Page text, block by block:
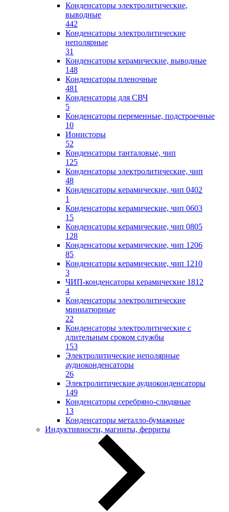
Конденсаторы электролитические,
выводные
442
Конденсаторы электролитические
неполярные
31
Конденсаторы керамические, выводные
148
Конденсаторы пленочные
481
Конденсаторы для СВЧ
5
Конденсаторы переменные, подстроечные
10
Ионисторы
52
Конденсаторы танталовые, чип
125
Конденсаторы электролитические, чип
48
Конденсаторы керамические, чип 0402
1
Конденсаторы керамические, чип 0603
15
Конденсаторы керамические, чип 0805
128
Конденсаторы керамические, чип 1206
85
Конденсаторы керамические, чип 1210
3
ЧИП-конденсаторы керамические 1812
4
Конденсаторы электролитические
миниатюрные
22
Конденсаторы электролитические с
длительным сроком службы
153
Электролитические неполярные
аудиоконденсаторы
26
Электролитические аудиоконденсаторы
149
Конденсаторы серебряно-слюдяные
13
Конденсаторы металло-бумажные
Индуктивности, магниты, ферриты